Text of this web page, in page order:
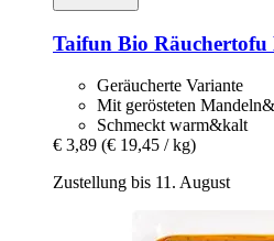
Taifun Bio Räuchertofu
Geräucherte Variante
Mit gerösteten
Schmeckt warm&kalt
€ 3,89 (€ 19,45 / kg)
Zustellung bis 11. August